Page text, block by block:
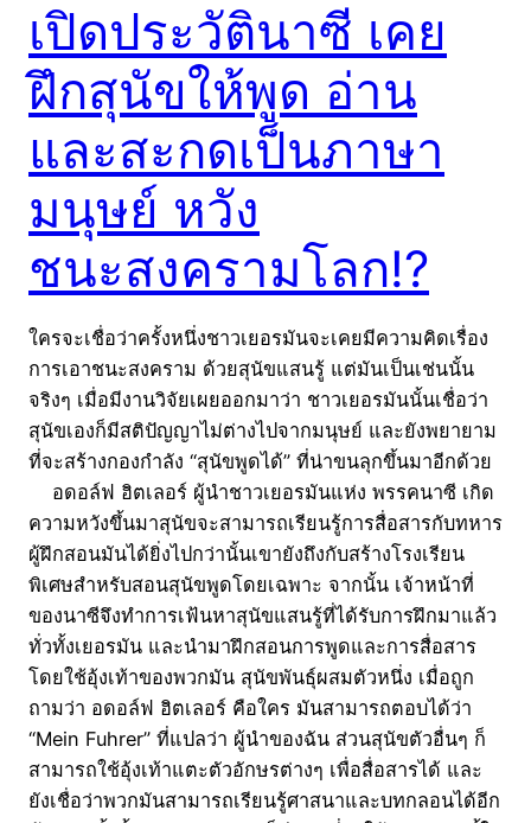
เปิดประวัตินาซี เคย
ฝึกสุนัขให้พูด อ่าน
และสะกดเป็นภาษา
มนุษย์ หวัง
ชนะสงครามโลก!?
ใครจะเชื่อว่าครั้งหนึ่งชาวเยอรมันจะเคยมีความคิดเรื่อง
การเอาชนะสงคราม ด้วยสุนัขแสนรู้ แต่มันเป็นเช่นนั้น
จริงๆ เมื่อมีงานวิจัยเผยออกมาว่า ชาวเยอรมันนั้นเชื่อว่า
สุนัขเองก็มีสติปัญญาไม่ต่างไปจากมนุษย์ และยังพยายาม
ที่จะสร้างกองกำลัง “สุนัขพูดได้” ที่น่าขนลุกขึ้นมาอีกด้วย
อดอล์ฟ ฮิตเลอร์ ผู้นำชาวเยอรมันแห่ง พรรคนาซี เกิด
ความหวังขึ้นมาสุนัขจะสามารถเรียนรู้การสื่อสารกับทหาร
ผู้ฝึกสอนมันได้ยิ่งไปกว่านั้นเขายังถึงกับสร้างโรงเรียน
พิเศษสำหรับสอนสุนัขพูดโดยเฉพาะ จากนั้น เจ้าหน้าที่
ของนาซีจึงทำการเฟ้นหาสุนัขแสนรู้ที่ได้รับการฝึกมาแล้ว
ทั่วทั้งเยอรมัน และนำมาฝึกสอนการพูดและการสื่อสาร
โดยใช้อุ้งเท้าของพวกมัน สุนัขพันธุ์ผสมตัวหนึ่ง เมื่อถูก
ถามว่า อดอล์ฟ ฮิตเลอร์ คือใคร มันสามารถตอบได้ว่า
“Mein Fuhrer” ที่แปลว่า ผู้นำของฉัน ส่วนสุนัขตัวอื่นๆ ก็
สามารถใช้อุ้งเท้าแตะตัวอักษรต่างๆ เพื่อสื่อสารได้ และ
ยังเชื่อว่าพวกมันสามารถเรียนรู้ศาสนาและบทกลอนได้อีก